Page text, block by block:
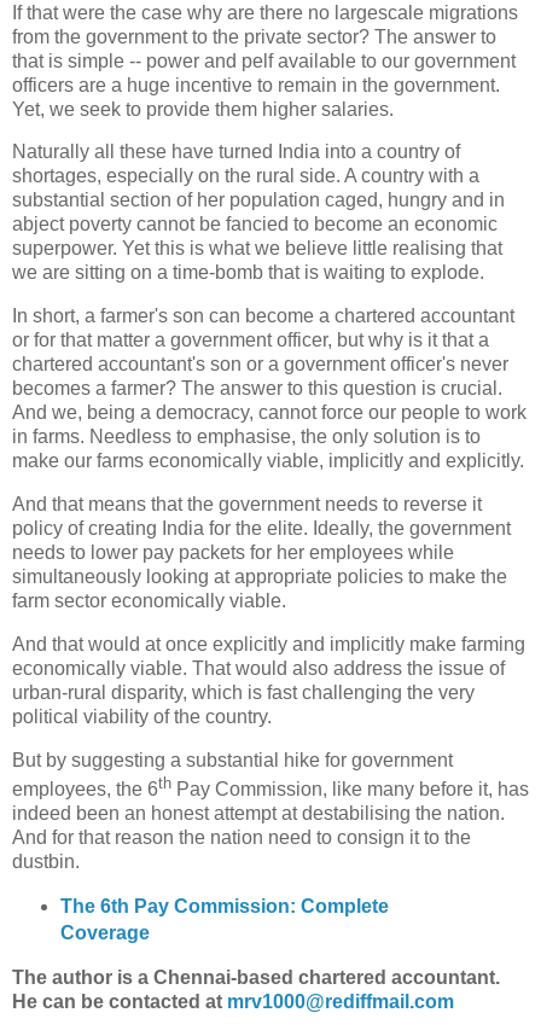
If that were the case why are there no largescale migrations
from the government to the private sector? The answer to
that is simple -- power and pelf available to our government
officers are a huge incentive to remain in the government.
Yet, we seek to provide them higher salaries.
Naturally all these have turned India into a country of
shortages, especially on the rural side. A country with a
substantial section of her population caged, hungry and in
abject poverty cannot be fancied to become an economic
superpower. Yet this is what we believe little realising that
we are sitting on a time-bomb that is waiting to explode.
In short, a farmer's son can become a chartered accountant
or for that matter a government officer, but why is it that a
chartered accountant's son or a government officer's never
becomes a farmer? The answer to this question is crucial.
And we, being a democracy, cannot force our people to work
in farms. Needless to emphasise, the only solution is to
make our farms economically viable, implicitly and explicitly.
And that means that the government needs to reverse it
policy of creating India for the elite. Ideally, the government
needs to lower pay packets for her employees while
simultaneously looking at appropriate policies to make the
farm sector economically viable.
And that would at once explicitly and implicitly make farming
economically viable. That would also address the issue of
urban-rural disparity, which is fast challenging the very
political viability of the country.
But by suggesting a substantial hike for government
employees, the 6th Pay Commission, like many before it, has
indeed been an honest attempt at destabilising the nation.
And for that reason the nation need to consign it to the
dustbin.
The 6th Pay Commission: Complete
Coverage
The author is a Chennai-based chartered accountant.
He can be contacted at mrv1000@rediffmail.com